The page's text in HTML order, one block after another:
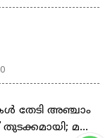
തേടി അഞ്ചാം
മ...